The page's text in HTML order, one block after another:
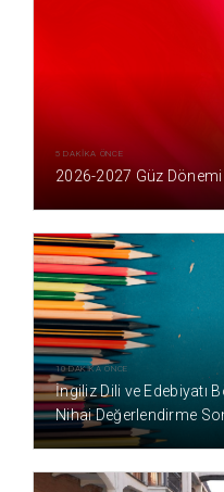
5 DAKİKA ÖNCE
2026-2027 Güz
10 DAKİKA ÖNCE
İngiliz Dili ve Edebiyatı
Nihai Değerlendirme